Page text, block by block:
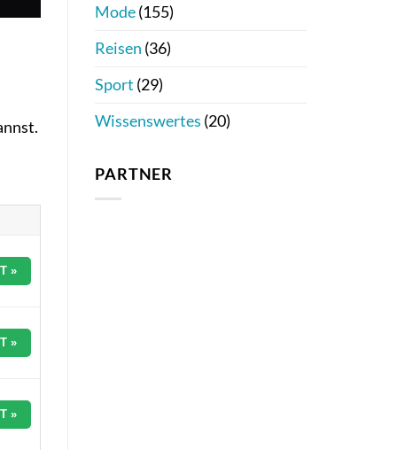
»
»
»
Mode(155)
Reisen (36)
Sport (29)
Wissenswertes (20)
PARTNER